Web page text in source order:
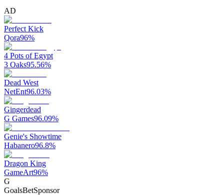
AD
Perfect Kick
Qora96%
4 Pots of Egypt
3 Oaks95.56%
Dead West
NetEnt96.03%
Gingerdead
G Games96.09%
Genie's Showtime
Habanero96.8%
Dragon King
GameArt96%
G
GoalsBetSponsor